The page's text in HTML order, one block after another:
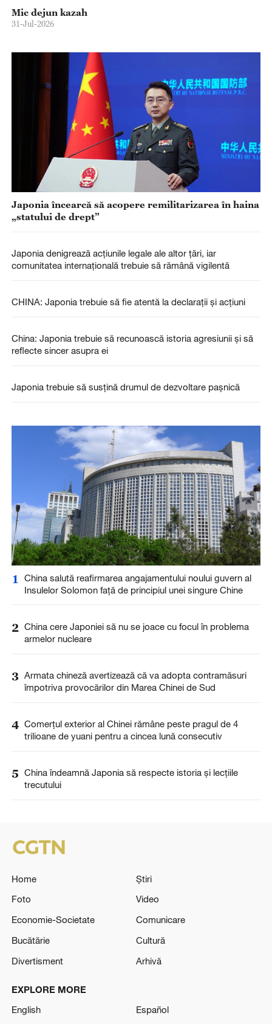
Mic dejun kazah
31-Jul-2026
Japonia încearcă să acopere remilitarizarea în haina
„statului de drept”
Japonia denigrează acțiunile legale ale altor țări, iar
comunitatea internațională trebuie să rămână vigilentă
CHINA: Japonia trebuie să fie atentă la declarații și acțiuni
China: Japonia trebuie să recunoască istoria agresiunii și să
reflecte sincer asupra ei
Japonia trebuie să susțină drumul de dezvoltare pașnică
1
China salută reafirmarea angajamentului noului guvern al
Insulelor Solomon față de principiul unei singure Chine
2 China cere Japoniei să nu se joace cu focul în problema
armelor nucleare
3 Armata chineză avertizează că va adopta contramăsuri
împotriva provocărilor din Marea Chinei de Sud
4 Comerțul exterior al Chinei rămâne peste pragul de 4
trilioane de yuani pentru a cincea lună consecutiv
5 China îndeamnă Japonia să respecte istoria și lecțiile
trecutului
Home
Știri
Foto
Video
Economie-Societate
Comunicare
Bucătărie
Cultură
Divertisment
Arhivă
EXPLORE MORE
English
Español